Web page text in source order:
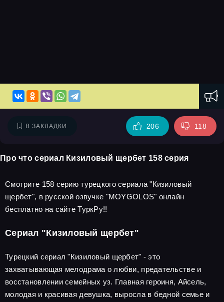
В ЗАКЛАДКИ 206 118
Про что сериал Кизиловый щербет 158 серия
Смотрите 158 серию турецкого сериала "Кизиловый
щербет", в русской озвучке "MOYGOLOS" онлайн
бесплатно на сайте ТуркРу!!
Сериал "Кизиловый щербет"
Турецкий сериал "Кизиловый щербет" - это
захватывающая мелодрама о любви, предательстве и
восстановлении семейных уз. Главная героиня, Айсель,
молодая и красивая девушка, выросла в бедной семье и